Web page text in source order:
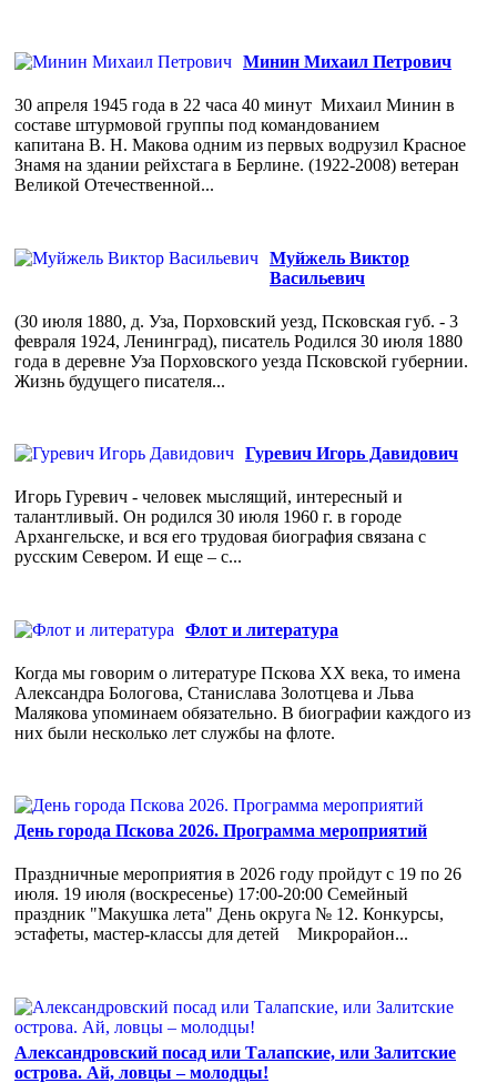
Минин Михаил Петрович
30 апреля 1945 года в 22 часа 40 минут Михаил Минин в
составе штурмовой группы под командованием
капитана В. Н. Макова одним из первых водрузил Красное
Знамя на здании рейхстага в Берлине. (1922-2008) ветеран
Великой Отечественной...
Муйжель Виктор
Васильевич
(30 июля 1880, д. Уза, Порховский уезд, Псковская губ. - 3
февраля 1924, Ленинград), писатель Родился 30 июля 1880
года в деревне Уза Порховского уезда Псковской губернии.
Жизнь будущего писателя...
Гуревич Игорь Давидович
Игорь Гуревич - человек мыслящий, интересный и
талантливый. Он родился 30 июля 1960 г. в городе
Архангельске, и вся его трудовая биография связана с
русским Севером. И еще – с...
Флот и литература
Когда мы говорим о литературе Пскова ХХ века, то имена
Александра Бологова, Станислава Золотцева и Льва
Малякова упоминаем обязательно. В биографии каждого из
них были несколько лет службы на флоте.
День города Пскова 2026. Программа мероприятий
Праздничные мероприятия в 2026 году пройдут с 19 по 26
июля. 19 июля (воскресенье) 17:00-20:00 Семейный
праздник "Макушка лета" День округа № 12. Конкурсы,
эстафеты, мастер-классы для детей Микрорайон...
Александровский посад или Талапские, или Залитские
острова. Ай, ловцы – молодцы!